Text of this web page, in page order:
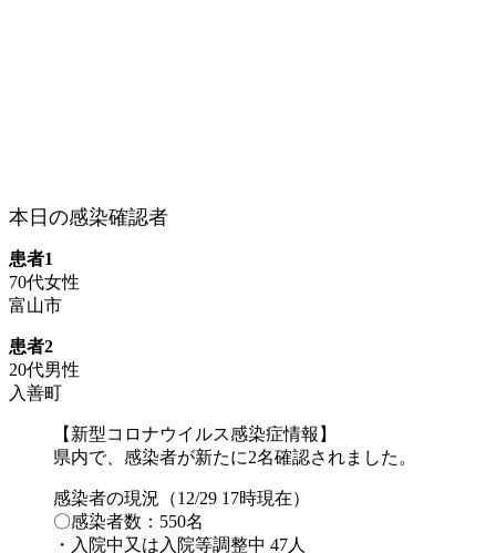
本日の感染確認者
患者1
70代女性
富山市
患者2
20代男性
入善町
【新型コロナウイルス感染症情報】
県内で、感染者が新たに2名確認されました。
感染者の現況（12/29 17時現在）
〇感染者数：550名
・入院中又は入院等調整中 47人